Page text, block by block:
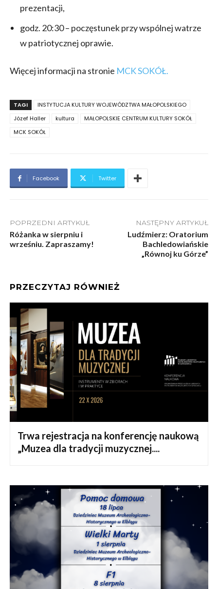
prezentacji,
godz. 20:30 – poczęstunek przy wspólnej watrze
w patriotycznej oprawie.
Więcej informacji na stronie MCK SOKÓŁ.
TAGI
INSTYTUCJA KULTURY WOJEWÓDZTWA MAŁOPOLSKIEGO
Józef Haller
kultura
MAŁOPOLSKIE CENTRUM KULTURY SOKÓŁ
MCK SOKÓŁ
Facebook Twitter
POPRZEDNI ARTYKUŁ
Różanka w sierpniu i
wrześniu. Zapraszamy!
NASTĘPNY ARTYKUŁ
Ludźmierz: Oratorium
Bachledowiańskie
„Równoj ku Górze”
PRZECZYTAJ RÓWNIEŻ
Trwa rejestracja na konferencję naukową
„Muzea dla tradycji muzycznej....